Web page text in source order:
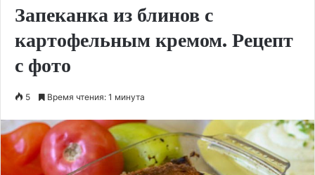
Запеканка из блинов с
картофельным кремом. Рецепт
с фото
5 Время чтения: 1 минута